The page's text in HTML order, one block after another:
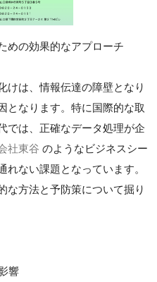
めの効果的なアプローチ
けは、情報伝達の障壁となり
となります。特に国際的な取
では、正確なデータ処理が企
社東谷 のようなビジネスシー
れない課題となっています。
な方法と予防策について掘り
響